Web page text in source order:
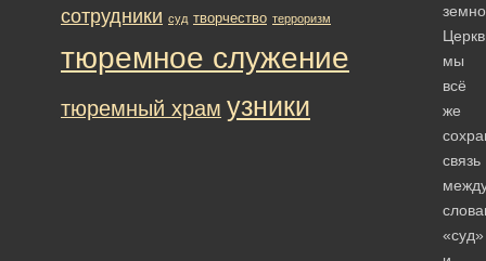
мы
всё
же
связь
«суд»
сотрудники суд творчество терроризм
тюремное служение
тюремный храм узники